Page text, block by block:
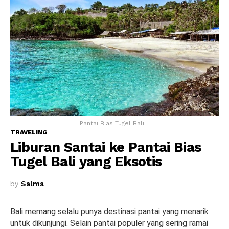
Pantai Bias Tugel Bali
TRAVELING
Liburan Santai ke Pantai Bias
Tugel Bali yang Eksotis
by Salma
Bali memang selalu punya destinasi pantai yang menarik
untuk dikunjungi. Selain pantai populer yang sering ramai